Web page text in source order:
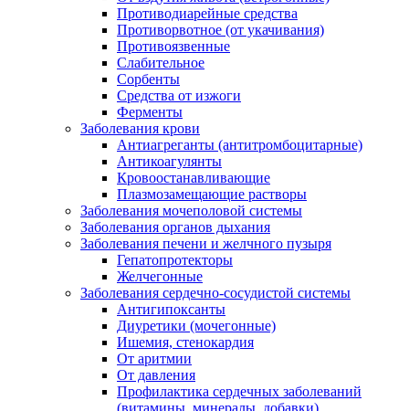
Противодиарейные средства
Противорвотное (от укачивания)
Противоязвенные
Слабительное
Сорбенты
Средства от изжоги
Ферменты
Заболевания крови
Антиагреганты (антитромбоцитарные)
Антикоагулянты
Кровоостанавливающие
Плазмозамещающие растворы
Заболевания мочеполовой системы
Заболевания органов дыхания
Заболевания печени и желчного пузыря
Гепатопротекторы
Желчегонные
Заболевания сердечно-сосудистой системы
Антигипоксанты
Диуретики (мочегонные)
Ишемия, стенокардия
От аритмии
От давления
Профилактика сердечных заболеваний
(витамины, минералы, добавки)